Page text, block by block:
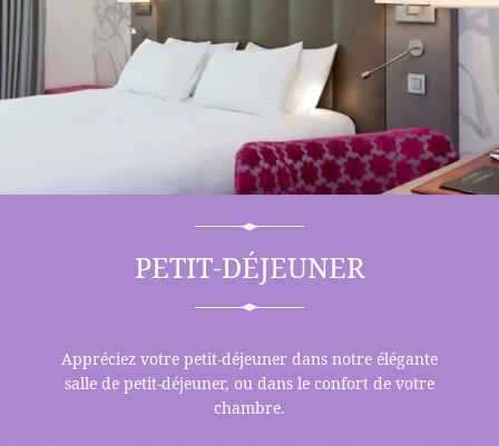
PETIT-DÉJEUNER
Appréciez votre petit-déjeuner dans notre élégante
salle de petit-déjeuner, ou dans le confort de votre
chambre.
HÔTEL
CHAMBRES
RESTAURANT
OFFRES
PHOTOS
CONTACT